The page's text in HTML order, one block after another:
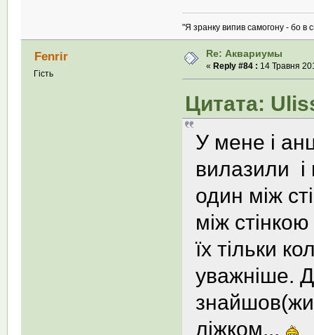
"Я зранку випив самогону - бо в
Fenrir
Гість
Re: Аквариумы
« Reply #84 : 14 Травня
Цитата:
У мене і
вилазили і
один між
між
їх тільки
уважніше.
ліжком...